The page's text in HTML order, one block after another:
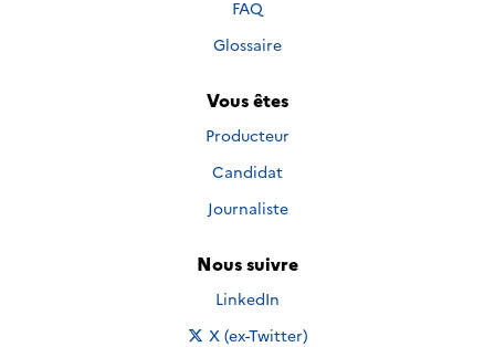
FAQ
Glossaire
Vous êtes
Producteur
Candidat
Journaliste
Nous suivre
Nous suivre sur
LinkedIn
Nous suivre sur
X (ex-Twitter)